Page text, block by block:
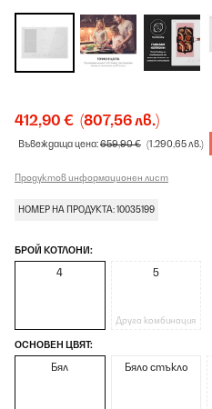
412,90 € (807,56 лв.)
Въвеждаща цена:659,90 € (1.290,65 лв.)
Продуктов информационен лист
НОМЕР НА ПРОДУКТА: 10035199
БРОЙ КОТЛОНИ:
4 5
Друга комбинация
ОСНОВЕН ЦВЯТ:
Бял Бяло стъкло